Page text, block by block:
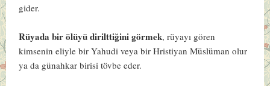
gider.
Rüyada bir ölüyü dirilttiğini görmek, rüyayı gören
kimsenin eliyle bir Yahudi veya bir Hristiyan Müslüman olur
ya da günahkar birisi tövbe eder.